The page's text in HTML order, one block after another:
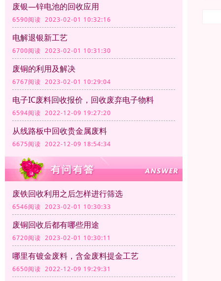
废银—锌电池的回收应用
6590阅读 2023-02-01 10:32:16
电解退银新工艺
6700阅读 2023-02-01 10:31:30
废铜的利用及解决
6767阅读 2023-02-01 10:29:04
电子IC废料回收报价，回收废弃电子物料
6594阅读 2022-12-09 19:27:20
从线路板中回收贵金属废料
6675阅读 2022-12-09 18:54:34
废铁回收利用之后怎样进行筛选
6546阅读 2023-02-01 10:30:33
废铜回收后都有哪些用途
6720阅读 2023-02-01 10:30:11
哪里有镀金废料，含金废料提金工艺
6650阅读 2022-12-09 19:29:31